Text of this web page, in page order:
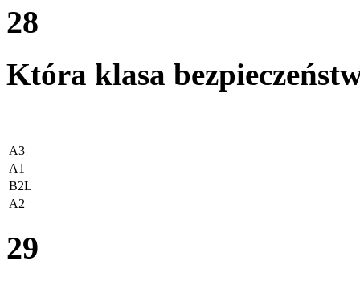
28
Która klasa
A3
A1
B2L
A2
29